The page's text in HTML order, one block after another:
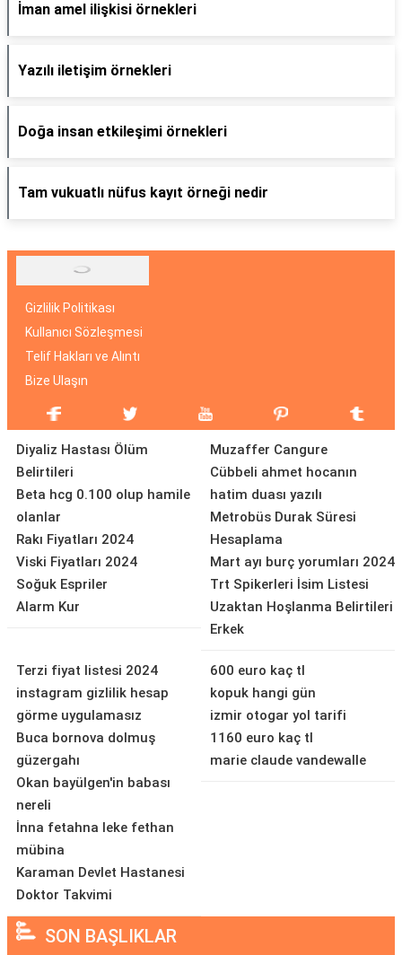
İman amel ilişkisi örnekleri
Yazılı iletişim örnekleri
Doğa insan etkileşimi örnekleri
Tam vukuatlı nüfus kayıt örneği nedir
Gizlilik Politikası
Kullanıcı Sözleşmesi
Telif Hakları ve Alıntı
Bize Ulaşın
Diyaliz Hastası Ölüm
Belirtileri
Beta hcg 0.100 olup hamile
olanlar
Rakı Fiyatları 2024
Viski Fiyatları 2024
Soğuk Espriler
Alarm Kur
Muzaffer Cangure
Cübbeli ahmet hocanın
hatim duası yazılı
Metrobüs Durak Süresi
Hesaplama
Mart ayı burç yorumları 2024
Trt Spikerleri İsim Listesi
Uzaktan Hoşlanma Belirtileri
Erkek
Terzi fiyat listesi 2024
instagram gizlilik hesap
görme uygulamasız
Buca bornova dolmuş
güzergahı
Okan bayülgen'in babası
nereli
İnna fetahna leke fethan
mübina
Karaman Devlet Hastanesi
Doktor Takvimi
600 euro kaç tl
kopuk hangi gün
izmir otogar yol tarifi
1160 euro kaç tl
marie claude vandewalle
SON BAŞLIKLAR